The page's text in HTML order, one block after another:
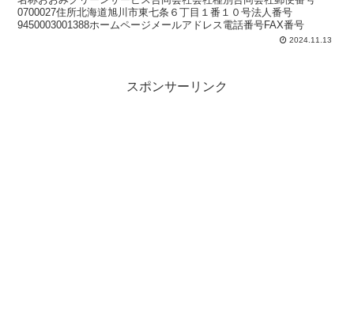
0700027住所北海道旭川市東七条６丁目１番１０号法人番号
9450003001388ホームページメールアドレス電話番号FAX番号
2024.11.13
スポンサーリンク